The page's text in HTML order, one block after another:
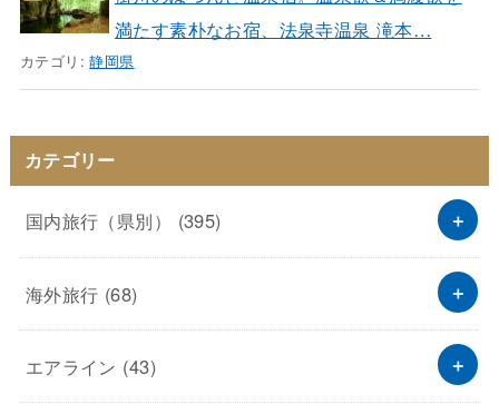
満たす素朴なお宿、法泉寺温泉 滝本…
カテゴリ:静岡県
カテゴリー
国内旅行（県別） (395)
海外旅行 (68)
エアライン (43)